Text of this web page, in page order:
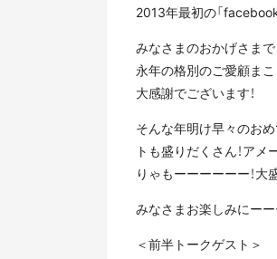
2013年最初の「
みなさまのおかげさま
永年の格別のご愛顧ま
大感謝でございます！
そんな年明け早々のお
トも盛りだくさん！ア
りゃもーーーーーー！大
みなさまお楽しみにーー
＜前半トークゲスト＞